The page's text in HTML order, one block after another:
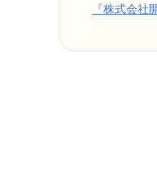
『株式会社